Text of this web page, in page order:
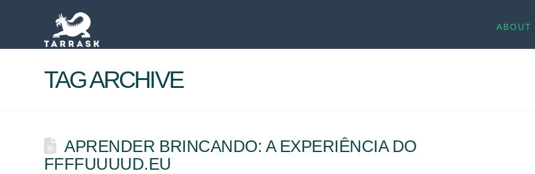
ABOUT
TAG ARCHIVE
APRENDER BRINCANDO: A EXPERIÊNCIA DO
FFFFUUUUD.EU